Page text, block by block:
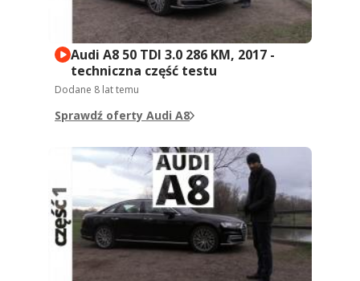
Audi A8 50 TDI 3.0 286 KM, 2017 -
techniczna część testu
Dodane 8 lat temu
Sprawdź oferty Audi A8